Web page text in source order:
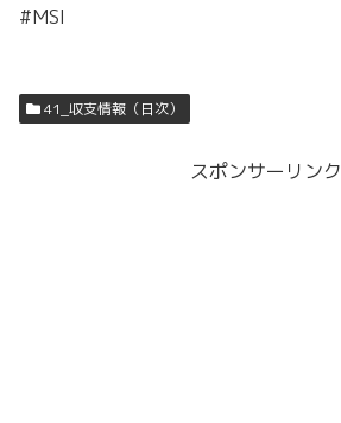
#MSI
41_収支情報（日次）
スポンサーリンク